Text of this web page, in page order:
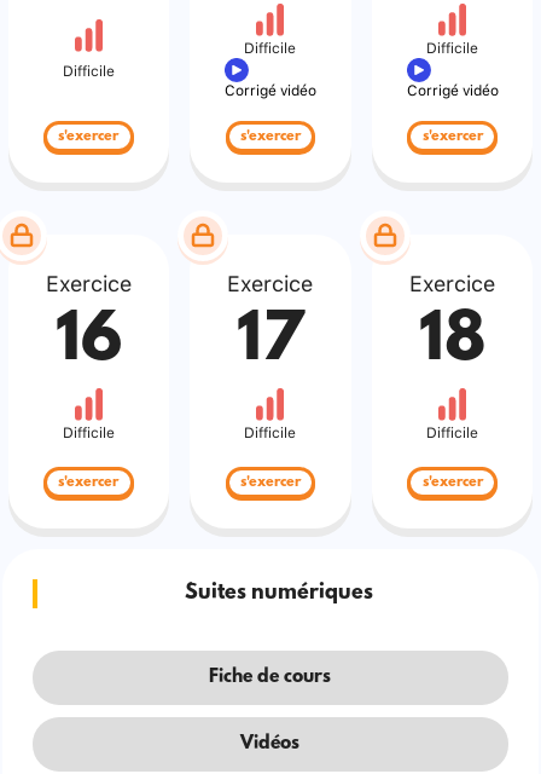
Difficile
s'exercer
Difficile
Corrigé vidéo
s'exercer
Difficile
Corrigé vidéo
s'exercer
Exercice
16
Difficile
s'exercer
Exercice
17
Difficile
s'exercer
Exercice
18
Difficile
s'exercer
Suites numériques
Fiche de cours
Vidéos